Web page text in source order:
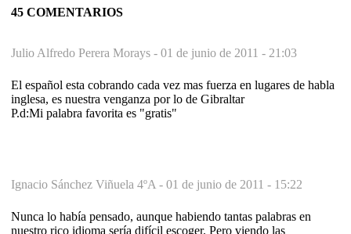
45 COMENTARIOS
Julio Alfredo Perera Morays - 01 de junio de 2011 - 21:03
El español esta cobrando cada vez mas fuerza en lugares de habla
inglesa, es nuestra venganza por lo de Gibraltar
P.d:Mi palabra favorita es "gratis"
Ignacio Sánchez Viñuela 4ºA - 01 de junio de 2011 - 15:22
Nunca lo había pensado, aunque habiendo tantas palabras en
nuestro rico idioma sería difícil escoger. Pero viendo las